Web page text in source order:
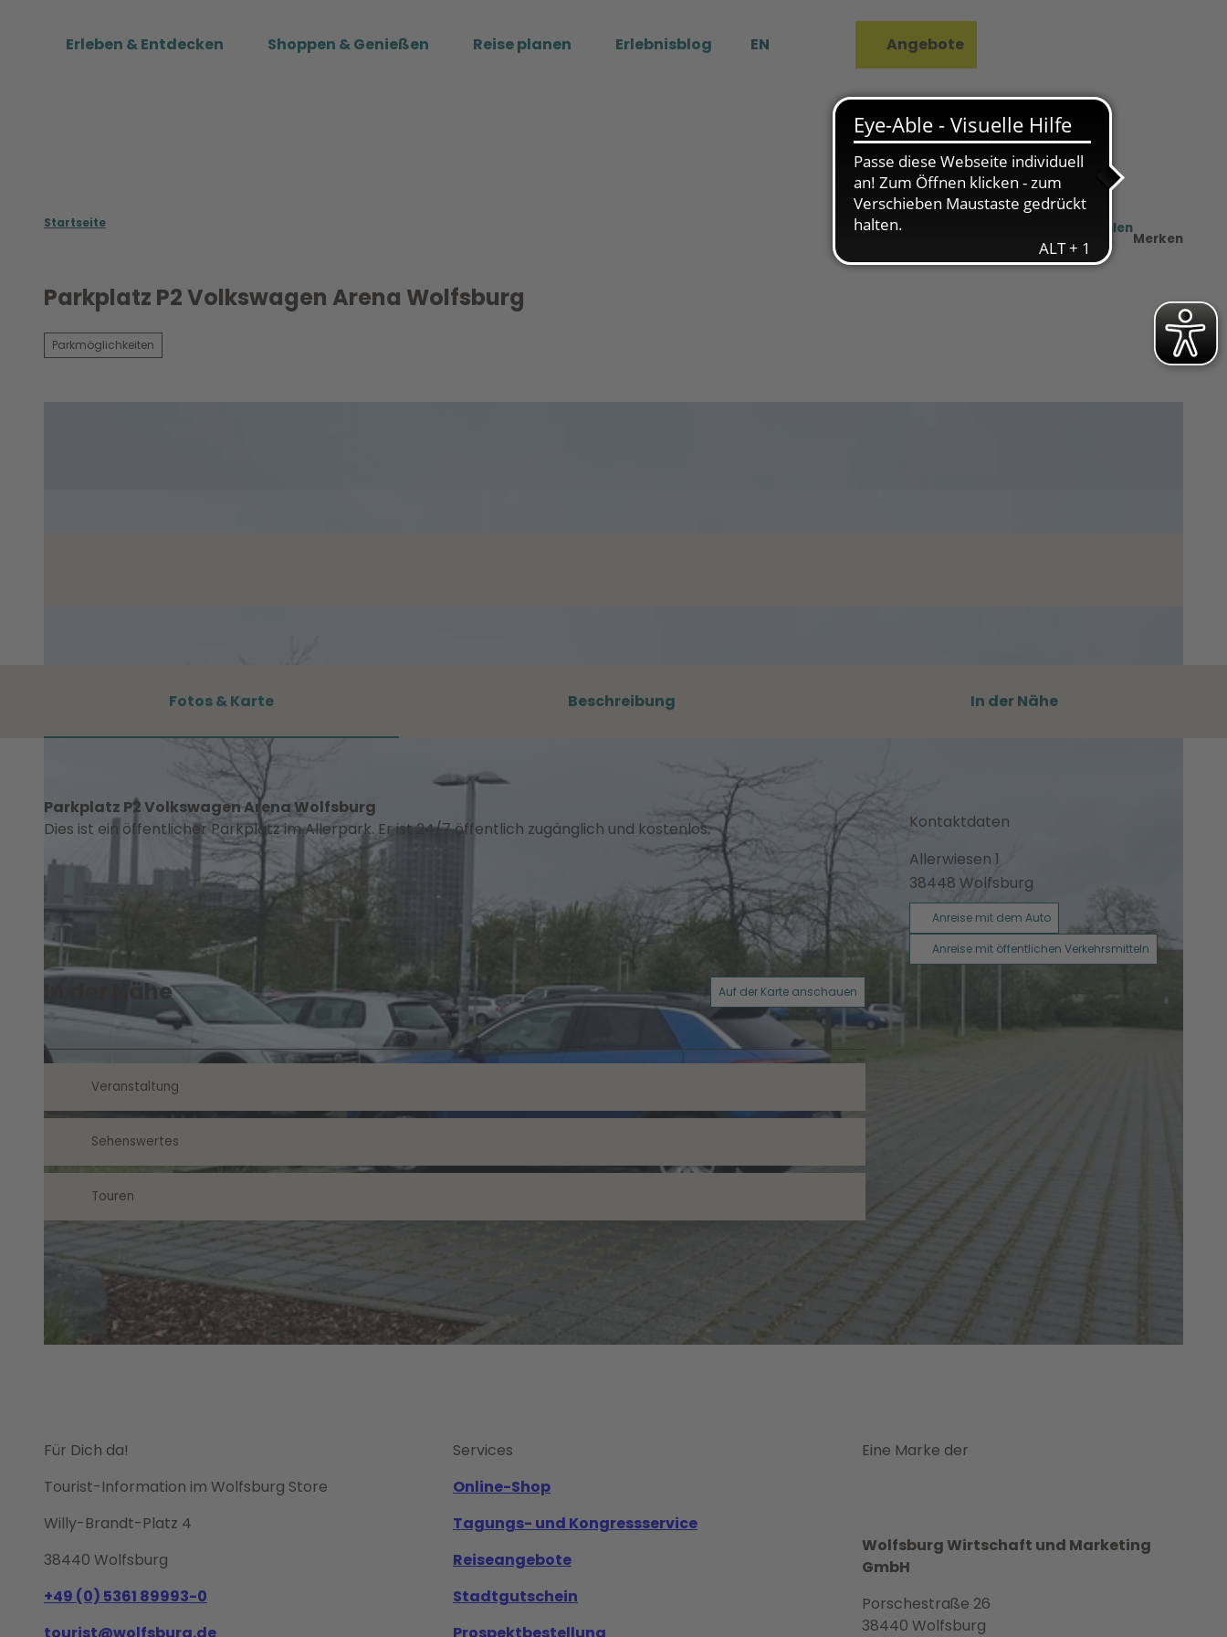
Erleben & Entdecken Shoppen & Genießen Reise planen Erlebnisblog EN Angebote
Startseite
PDF
Teilen
Merken
Parkplatz P2 Volkswagen Arena Wolfsburg
Parkmöglichkeiten
© WMG Wolfsburg |CC0
Fotos & Karte Beschreibung In der Nähe
Parkplatz P2 Volkswagen Arena Wolfsburg
Dies ist ein öffentlicher Parkplatz im Allerpark. Er ist 24/7 öffentlich zugänglich und kostenlos.
In der Nähe Auf der Karte anschauen
Veranstaltung
Sehenswertes
Touren
Kontaktdaten
Allerwiesen 1
38448 Wolfsburg
Anreise mit dem Auto
Anreise mit öffentlichen Verkehrsmitteln
Für Dich da!
Tourist-Information im Wolfsburg Store
Willy-Brandt-Platz 4
38440 Wolfsburg
+49 (0) 5361 89993-0
tourist@wolfsburg.de
Services
Online-Shop
Tagungs- und Kongressservice
Reiseangebote
Stadtgutschein
Prospektbestellung
Eine Marke der
Wolfsburg Wirtschaft und Marketing
GmbH
Porschestraße 26
38440 Wolfsburg